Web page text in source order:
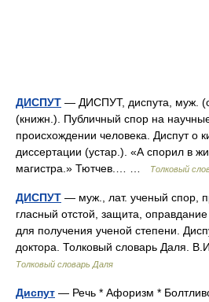
ДИСПУТ — ДИСПУТ, диспута, муж.
(книжн.). Публичный спор на
происхождении человека. Диспут о
диссертации (устар.). «А спорил в
магистра.» Тютчев.… …
Толковый
ДИСПУТ — муж., лат. ученый спор,
гласный отстой, защита,
для получения ученой степени.
доктора. Толковый словарь Даля.
Толковый словарь Даля
Диспут — Речь * Афоризм *